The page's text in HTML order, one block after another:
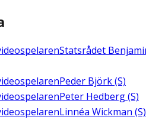
Statsrådet
Peder Björk (S)
Peter Hedberg (S)
Linnéa Wickman (S)